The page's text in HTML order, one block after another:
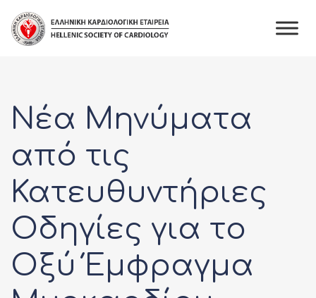
content
Νέα Μηνύματα
από τις
Κατευθυντήριες
Oδηγίες για το
Οξύ Έμφραγμα